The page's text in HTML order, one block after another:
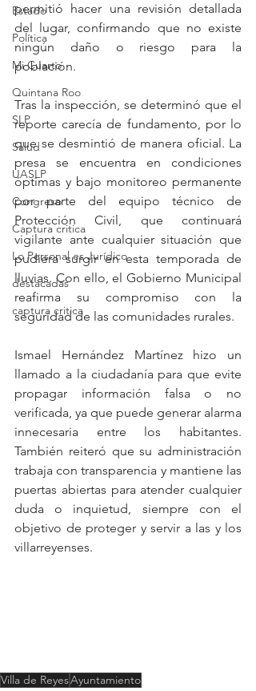
Estado
Política
Mi Cuarto
Quintana Roo
SLP
Salud
UASLP
Congreso
Captura critica
Lo Personal es Jurídico
destacadas
captura critica
permitió hacer una revisión detallada
del lugar, confirmando que no existe
ningún daño o riesgo para la
población.
Tras la inspección, se determinó que el
reporte carecía de fundamento, por lo
que se desmintió de manera oficial. La
presa se encuentra en condiciones
óptimas y bajo monitoreo permanente
por parte del equipo técnico de
Protección Civil, que continuará
vigilante ante cualquier situación que
pudiera surgir en esta temporada de
lluvias. Con ello, el Gobierno Municipal
reafirma su compromiso con la
seguridad de las comunidades rurales.
Ismael Hernández Martínez hizo un
llamado a la ciudadanía para que evite
propagar información falsa o no
verificada, ya que puede generar alarma
innecesaria entre los habitantes.
También reiteró que su administración
trabaja con transparencia y mantiene las
puertas abiertas para atender cualquier
duda o inquietud, siempre con el
objetivo de proteger y servir a las y los
villarreyenses.
Villa de ReyesAyuntamiento